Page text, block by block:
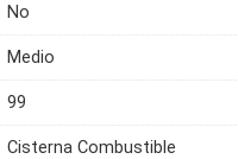
No
Medio
99
Cisterna Combustible